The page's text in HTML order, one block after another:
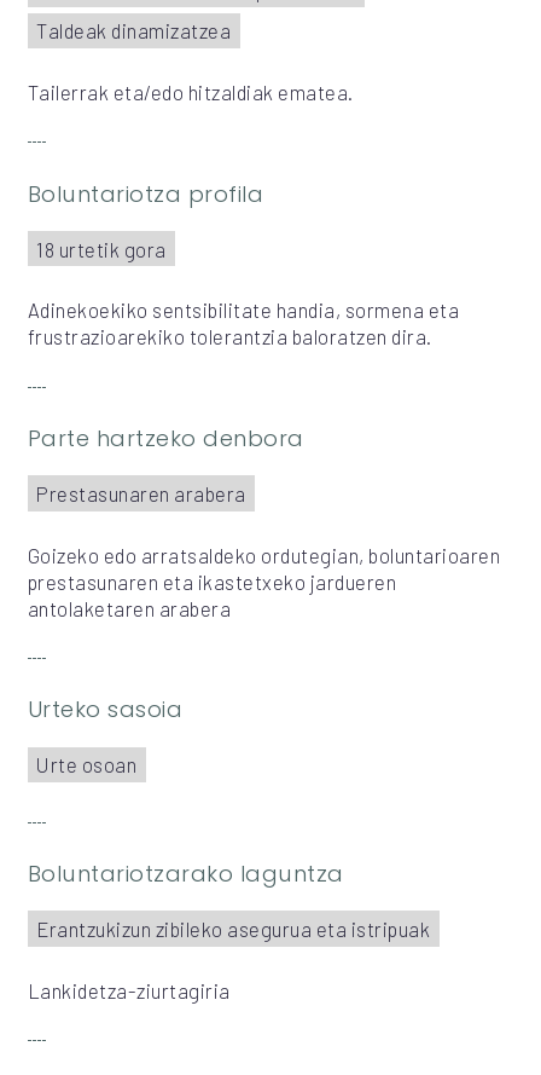
Taldeak dinamizatzea
Tailerrak eta/edo hitzaldiak ematea.
Boluntariotza profila
18 urtetik gora
Adinekoekiko sentsibilitate handia, sormena eta
frustrazioarekiko tolerantzia baloratzen dira.
Parte hartzeko denbora
Prestasunaren arabera
Goizeko edo arratsaldeko ordutegian, boluntarioaren
prestasunaren eta ikastetxeko jardueren
antolaketaren arabera
Urteko sasoia
Urte osoan
Boluntariotzarako laguntza
Erantzukizun zibileko asegurua eta istripuak
Lankidetza-ziurtagiria